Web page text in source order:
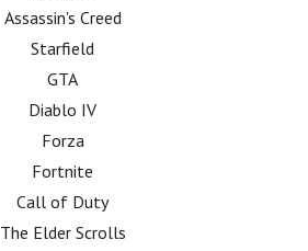
Assassin's Creed
Starfield
GTA
Diablo IV
Forza
Fortnite
Call of Duty
The Elder Scrolls